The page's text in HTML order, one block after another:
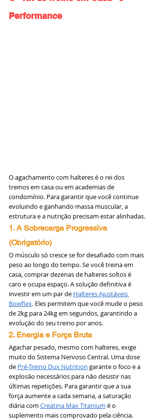
Performance
O agachamento com halteres é o rei dos
treinos em casa ou em academias de
condomínio. Para garantir que você continue
evoluindo e ganhando massa muscular, a
estrutura e a nutrição precisam estar alinhadas.
1. A Sobrecarga Progressiva
(Obrigatório)
O músculo só cresce se for desafiado com mais
peso ao longo do tempo. Se você treina em
casa, comprar dezenas de halteres soltos é
caro e ocupa espaço. A solução definitiva é
investir em um par de Halteres Ajustáveis
Bowflex. Eles permitem que você mude o peso
de 2kg para 24kg em segundos, garantindo a
evolução do seu treino por anos.
2. Energia e Força Bruta
Agachar pesado, mesmo com halteres, exige
muito do Sistema Nervoso Central. Uma dose
de Pré-Treino Dux Nutrition garante o foco e a
explosão necessários para não desistir nas
últimas repetições. Para garantir que a sua
força aumente a cada semana, a saturação
diária com Creatina Max Titanium é o
suplemento mais comprovado pela ciência.